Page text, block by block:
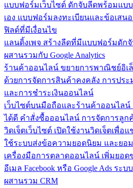
แบบฟอร์มเว็บไซต์ ดักจับลีดพร้อมแบ
เอง แบบฟอร์มลงทะเบียนและข้อเส
ฟิลด์ที่มีเงื่อนไข
แลนดิ้งเพจ สร้างลีดที่มีแบบฟอร์มดัก
ผสานรวมกับ Google Analytics
ร้านค้าออนไลน์ ขยายการพาณิชย์อิเ
ด้วยการจัดการสินค้าคงคลัง การปร
และการชำระเงินออนไลน์
เว็บไซต์บนมือถือและร้านค้าออนไลน์
ได้ดี คำสั่งซื้อออนไลน์ การจัดการลูก
วิดเจ็ตเว็บไซต์ เปิดใช้งานวิดเจ็ตเพื่อ
ใช้ระบบส่งข้อความยอดนิยม และยอ
เครื่องมือการตลาดออนไลน์ เพิ่มยอด
อีเมล Facebook หรือ Google Ads ร
ผสานรวม CRM